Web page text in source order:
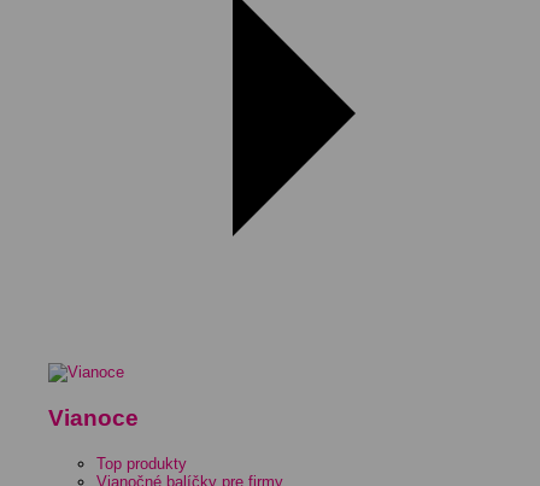
Vianoce
Top produkty
Vianočné balíčky pre firmy